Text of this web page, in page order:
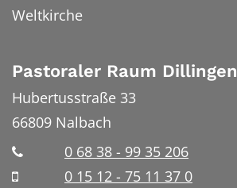
Weltkirche
Pastoraler Raum Dillingen
Hubertusstraße 33
66809 Nalbach
0 68 38 - 99 35 206
0 15 12 - 75 11 37 0